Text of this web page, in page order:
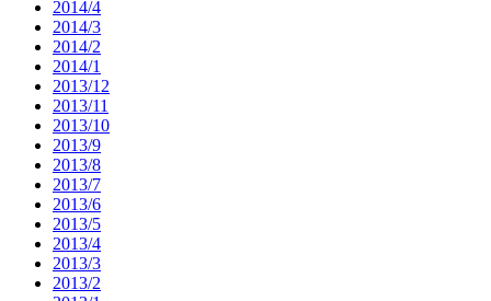
2014/4
2014/3
2014/2
2014/1
2013/12
2013/11
2013/10
2013/9
2013/8
2013/7
2013/6
2013/5
2013/4
2013/3
2013/2